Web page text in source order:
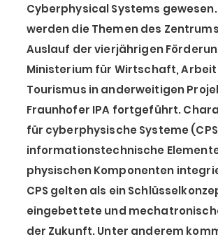
Cyberphysical Systems
werden die Themen des
Auslauf der vierjährigen
Ministerium für Wirtschaft, Arbeit
Tourismus in anderweitigen
Fraunhofer IPA fortgeführt.
für cyberphysische Systeme
informationstechnische
physischen Komponenten
CPS gelten als ein
eingebettete und
der Zukunft. Unter anderem